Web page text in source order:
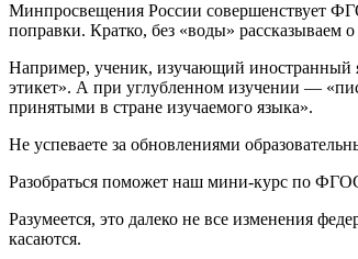
Минпросвещения России совершенствует
поправки. Кратко, без «воды» рассказываем
Например, ученик, изучающий иностранный
этикет». А при углубленном изучении —
принятыми в стране изучаемого языка».
Не успеваете за обновлениями
Разобраться поможет наш мини-курс по
Разумеется, это далеко не все изменения
касаются.